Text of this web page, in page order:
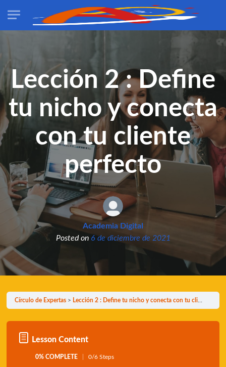
Lección 2 : Define
tu nicho y conecta
con tu cliente
perfecto
Posted on 6 de diciembre de 2021
Academia Digital
Círculo de Expertas Lección 2 : Define tu nicho y conecta con tu cliente perfecto
Lesson Content
0% COMPLETE 0/6 Steps